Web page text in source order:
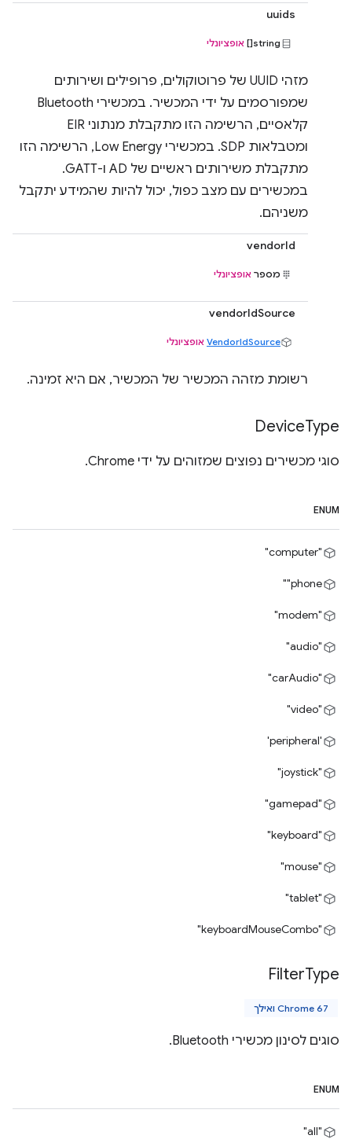
uuids
string[] אופציונלי
מזהי UUID של פרוטוקולים, פרופילים ושירותים
שמפורסמים על ידי המכשיר. במכשירי Bluetooth
קלאסיים, הרשימה הזו מתקבלת מנתוני EIR
ומטבלאות SDP. במכשירי Low Energy, הרשימה הזו
מתקבלת משירותים ראשיים של AD ו-GATT.
במכשירים עם מצב כפול, יכול להיות שהמידע יתקבל
משניהם.
vendorId
מספר אופציונלי
vendorIdSource
VendorIdSource אופציונלי
רשומת מזהה המכשיר של המכשיר, אם היא זמינה.
DeviceType
סוגי מכשירים נפוצים שמזוהים על ידי Chrome.
ENUM
"computer"
‎"phone"
"modem"
"audio"
"carAudio"
"video"
'peripheral'
"joystick"
"gamepad"
"keyboard"
"mouse"
"tablet"
"keyboardMouseCombo"
FilterType
Chrome 67 ואילך
סוגים לסינון מכשירי Bluetooth.
ENUM
"all"